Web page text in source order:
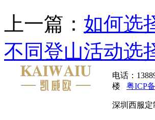
上一篇： 如何选
不同登山活动选
电话：
楼 粤ICP
深圳西服定